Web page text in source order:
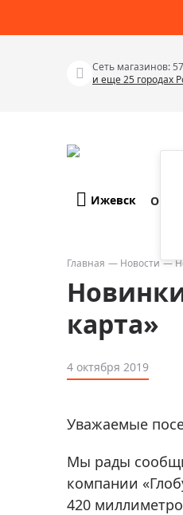
Сеть магазинов:
и еще 25 городах
Телескопы
Бинокли
Зрительные трубы
Лупы
Приборы ночного
Фотогаджеты
Метеостанции,
Ижевск О
Главная Новости
карта»
4 октября 2019
Уважаемые
Мы рады
компании
420